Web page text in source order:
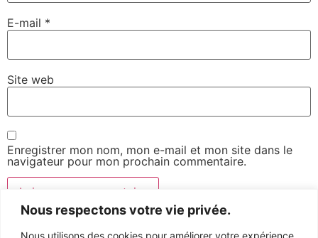
Nous respectons votre vie privée.
Nous utilisons des cookies pour améliorer votre expérience
E-mail *
Site web
Enregistrer mon nom, mon e-mail et mon site dans le
navigateur pour mon prochain commentaire.